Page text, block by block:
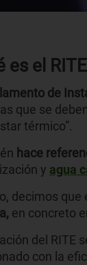
es el
de
que se
térmico”.
hace
y agua
decimos que
en concreto
del RITE
con la